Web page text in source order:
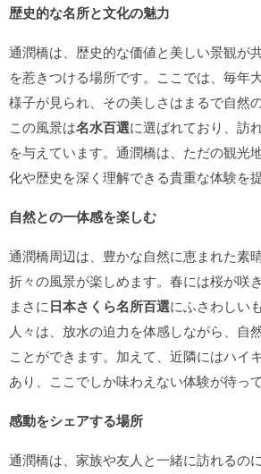
歴史的な名所と文化の魅力
通潤橋は、歴史的な価値と美しい景観が
を惹きつける場所です。ここでは、毎年
様子が見られ、その美しさはまるで自然
この風景は名水百選に選ばれており、訪
を与えています。通潤橋は、ただの観光
化や歴史を深く理解できる貴重な体験を
自然との一体感を楽しむ
通潤橋周辺は、豊かな自然に恵まれた素
折々の風景が楽しめます。春には桜が咲
まさに日本さくら名所百選にふさわしい
人々は、放水の迫力を体感しながら、自
ことができます。加えて、近隣にはハイ
あり、ここでしか味わえない体験が待って
感動をシェアする場所
通潤橋は、家族や友人と一緒に訪れるの